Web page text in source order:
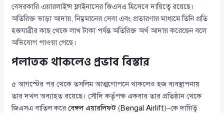
বেসরকারি এয়ারলাইন্স ফ্লাইনাসের জিএসএ হিসেবে দায়িত্বে রয়েছে।
অতিরিক্ত ভাড়া আদায়, নিম্নমানের সেবা এবং প্রতারণার মাধ্যমে তিনি প্রতি
হজযাত্রীর কাছ থেকে লাখ টাকা পর্যন্ত অতিরিক্ত অর্থ আদায় করেছেন বলে
অভিযোগ পাওয়া গেছে।
পলাতক থাকলেও প্রভাব বিস্তার
৫ আগস্টের পর থেকে তসলিম আত্মগোপনে থাকলেও হজ ব্যবস্থাপনায়
তার দখল অব্যাহত রয়েছে। সৌদি কর্তৃপক্ষ একবার তার প্রতিষ্ঠান থেকে
জিএসএ বাতিল করেবেঙ্গল এয়ারলিফট (Bengal Airlift)–কে দায়িত্ব